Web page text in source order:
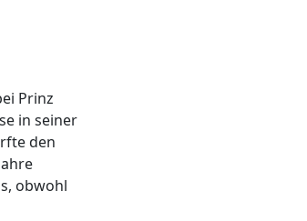
Prinz
in seiner
den
obwohl